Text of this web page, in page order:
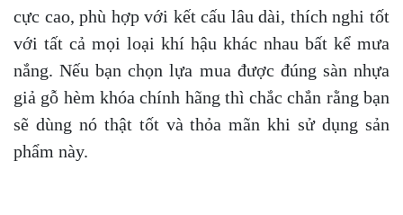
cực cao, phù hợp với kết cấu lâu dài, thích nghi tốt
với tất cả mọi loại khí hậu khác nhau bất kể mưa
nắng. Nếu bạn chọn lựa mua được đúng sàn nhựa
giả gỗ hèm khóa chính hãng thì chắc chắn rằng bạn
sẽ dùng nó thật tốt và thỏa mãn khi sử dụng sản
phẩm này.